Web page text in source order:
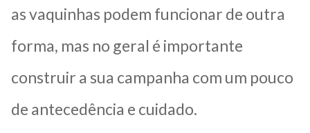
as vaquinhas podem funcionar de outra
forma, mas no geral é importante
construir a sua campanha com um pouco
de antecedência e cuidado.